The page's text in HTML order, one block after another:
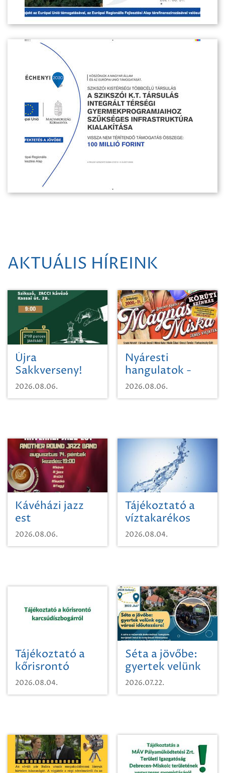
AKTUÁLIS HÍREINK
Újra
Sakkverseny!
2026.08.06.
Nyáresti
hangulatok -
Mágnás Miska
2026.08.06.
Kávéházi jazz
est
2026.08.06.
Tájékoztató a
víztakarékos
vízhasználatról
2026.08.04.
Tájékoztató a
kőrisrontó
karcsúdíszbogárról
2026.08.04.
Séta a jövőbe:
gyertek velünk
egy városi
időutazásra!
2026.07.22.